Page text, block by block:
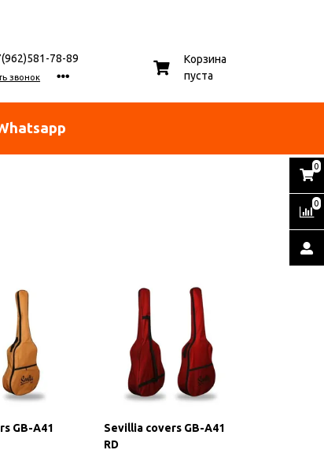
78-89
звонок
Корзина
пуста
GB-A41
Sevillia covers GB-A41
RD
0
0